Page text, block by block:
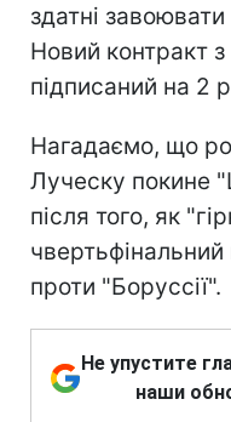
здатні
Новий контракт
підписаний на 2
Нагадаємо, що
Луческу покине
після того, як
чвертьфінальний
проти "Боруссії".
Не упустите
наши